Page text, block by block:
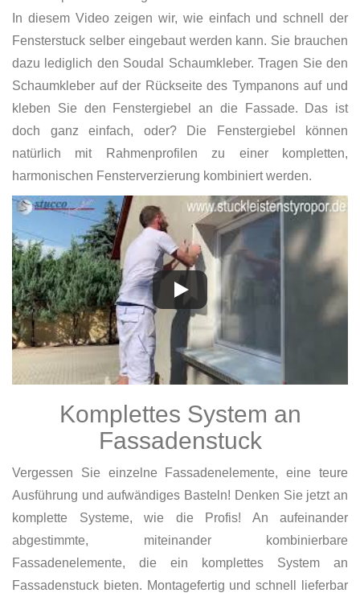
In diesem Video zeigen wir, wie einfach und schnell der
Fensterstuck selber eingebaut werden kann. Sie brauchen
dazu lediglich den Soudal Schaumkleber. Tragen Sie den
Schaumkleber auf der Rückseite des Tympanons auf und
kleben Sie den Fenstergiebel an die Fassade. Das ist
doch ganz einfach, oder? Die Fenstergiebel können
natürlich mit Rahmenprofilen zu einer kompletten,
harmonischen Fensterverzierung kombiniert werden.
Komplettes System an
Fassadenstuck
Vergessen Sie einzelne Fassadenelemente, eine teure
Ausführung und aufwändiges Basteln! Denken Sie jetzt an
komplette Systeme, wie die Profis! An aufeinander
abgestimmte, miteinander kombinierbare
Fassadenelemente, die ein komplettes System an
Fassadenstuck bieten. Montagefertig und schnell lieferbar